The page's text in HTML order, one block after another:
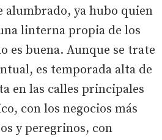
alumbrado, ya hubo quien
linterna propia de los
es buena. Aunque se trate
es temporada alta de
en las calles principales
con los negocios más
y peregrinos, con